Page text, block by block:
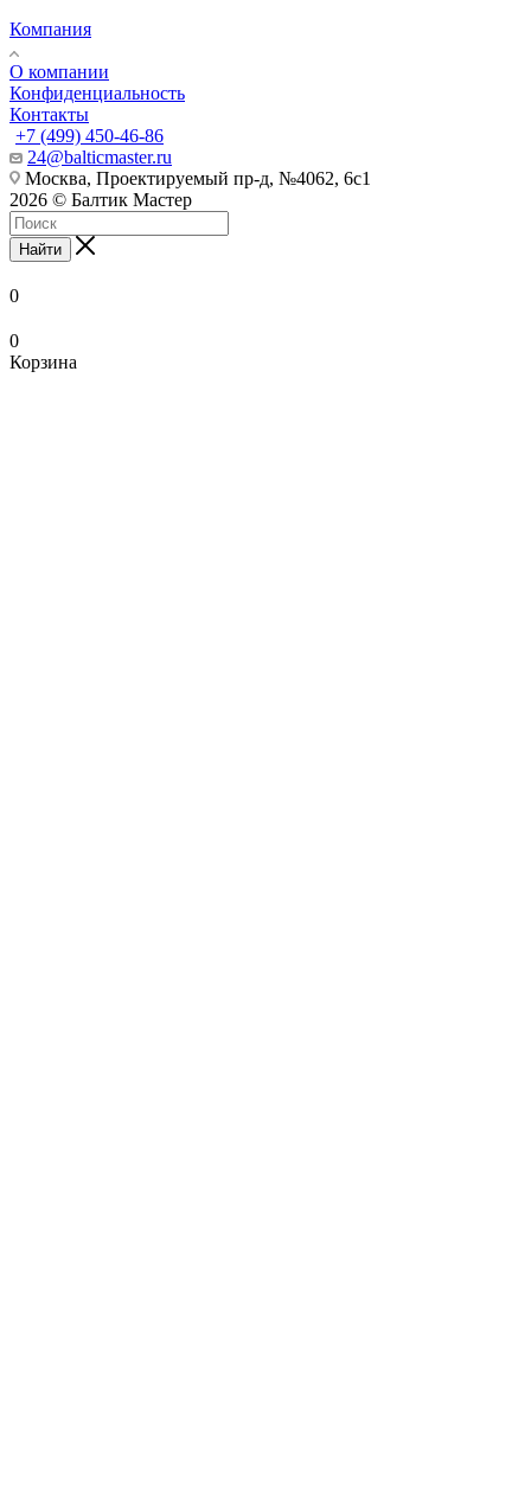
Компания
О компании
Конфиденциальность
Контакты
+7 (499) 450-46-86
24@balticmaster.ru
Москва, Проектируемый пр-д, №4062, 6с1
2026 © Балтик Мастер
Найти
0
0
Корзина